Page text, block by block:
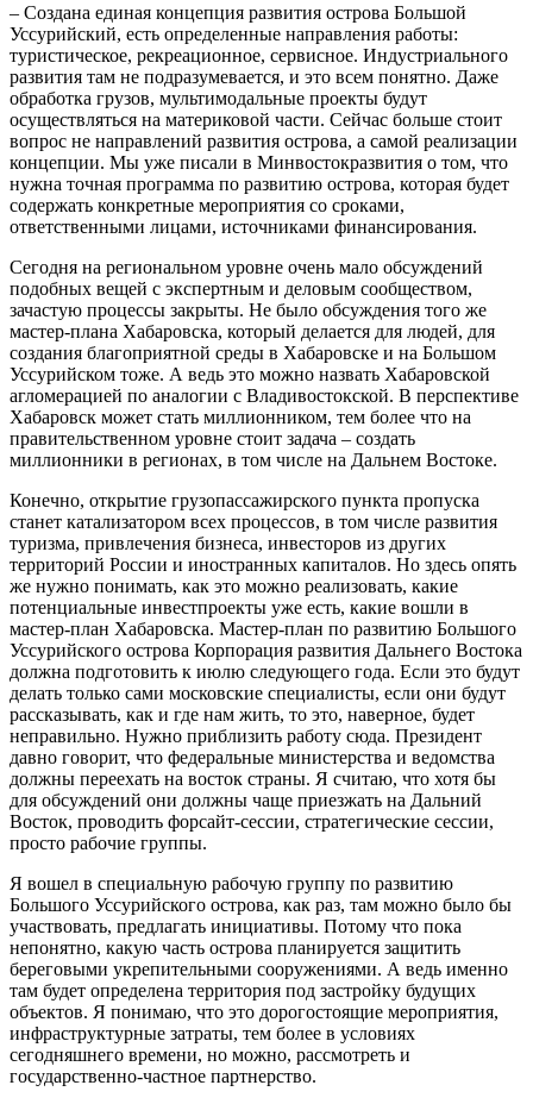
– Создана единая концепция развития острова Большой
Уссурийский, есть определенные направления работы:
туристическое, рекреационное, сервисное. Индустриального
развития там не подразумевается, и это всем понятно. Даже
обработка грузов, мультимодальные проекты будут
осуществляться на материковой части. Сейчас больше стоит
вопрос не направлений развития острова, а самой реализации
концепции. Мы уже писали в Минвостокразвития о том, что
нужна точная программа по развитию острова, которая будет
содержать конкретные мероприятия со сроками,
ответственными лицами, источниками финансирования.
Сегодня на региональном уровне очень мало обсуждений
подобных вещей с экспертным и деловым сообществом,
зачастую процессы закрыты. Не было обсуждения того же
мастер-плана Хабаровска, который делается для людей, для
создания благоприятной среды в Хабаровске и на Большом
Уссурийском тоже. А ведь это можно назвать Хабаровской
агломерацией по аналогии с Владивостокской. В перспективе
Хабаровск может стать миллионником, тем более что на
правительственном уровне стоит задача – создать
миллионники в регионах, в том числе на Дальнем Востоке.
Конечно, открытие грузопассажирского пункта пропуска
станет катализатором всех процессов, в том числе развития
туризма, привлечения бизнеса, инвесторов из других
территорий России и иностранных капиталов. Но здесь опять
же нужно понимать, как это можно реализовать, какие
потенциальные инвестпроекты уже есть, какие вошли в
мастер-план Хабаровска. Мастер-план по развитию Большого
Уссурийского острова Корпорация развития Дальнего Востока
должна подготовить к июлю следующего года. Если это будут
делать только сами московские специалисты, если они будут
рассказывать, как и где нам жить, то это, наверное, будет
неправильно. Нужно приблизить работу сюда. Президент
давно говорит, что федеральные министерства и ведомства
должны переехать на восток страны. Я считаю, что хотя бы
для обсуждений они должны чаще приезжать на Дальний
Восток, проводить форсайт-сессии, стратегические сессии,
просто рабочие группы.
Я вошел в специальную рабочую группу по развитию
Большого Уссурийского острова, как раз, там можно было бы
участвовать, предлагать инициативы. Потому что пока
непонятно, какую часть острова планируется защитить
береговыми укрепительными сооружениями. А ведь именно
там будет определена территория под застройку будущих
объектов. Я понимаю, что это дорогостоящие мероприятия,
инфраструктурные затраты, тем более в условиях
сегодняшнего времени, но можно, рассмотреть и
государственно-частное партнерство.